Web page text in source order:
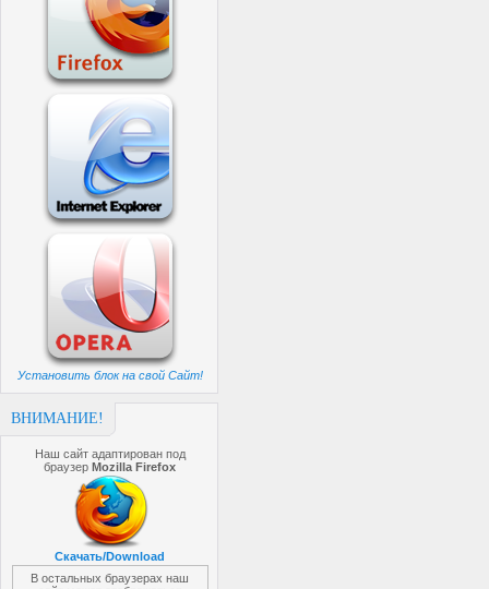
Установить блок на свой Сайт!
ВНИМАНИЕ!
Наш сайт адаптирован под
браузерMozilla Firefox
Скачать/Download
В остальных браузерах наш